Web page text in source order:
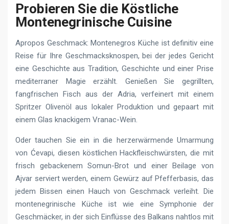
Probieren Sie die Köstliche
Montenegrinische Сuisine
Apropos Geschmack: Montenegros Küche ist definitiv eine
Reise für Ihre Geschmacksknospen, bei der jedes Gericht
eine Geschichte aus Tradition, Geschichte und einer Prise
mediterraner Magie erzählt. Genießen Sie gegrillten,
fangfrischen Fisch aus der Adria, verfeinert mit einem
Spritzer Olivenöl aus lokaler Produktion und gepaart mit
einem Glas knackigem Vranac-Wein.
Oder tauchen Sie ein in die herzerwärmende Umarmung
von Ćevapi, diesen köstlichen Hackfleischwürsten, die mit
frisch gebackenem Somun-Brot und einer Beilage von
Ajvar serviert werden, einem Gewürz auf Pfefferbasis, das
jedem Bissen einen Hauch von Geschmack verleiht. Die
montenegrinische Küche ist wie eine Symphonie der
Geschmäcker, in der sich Einflüsse des Balkans nahtlos mit